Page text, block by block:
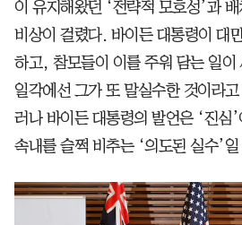
이 유지해왔던 ‘전략적 모호성’과
비상이 걸렸다. 바이든 대통령이 대
하고, 참모들이 이를 주워 담는 일이
일각에선 그가 또 말실수한 것이라
러나 바이든 대통령의 발언은 ‘진심
속내를 슬쩍 비추는 ‘의도된 실수’